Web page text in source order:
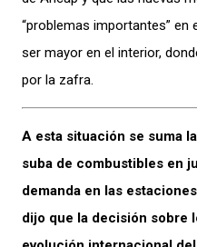
“problemas importantes”
ser mayor en el interior,
por la zafra.
A esta situación se suma
suba de combustibles en
demanda en las
dijo que la decisión sobre